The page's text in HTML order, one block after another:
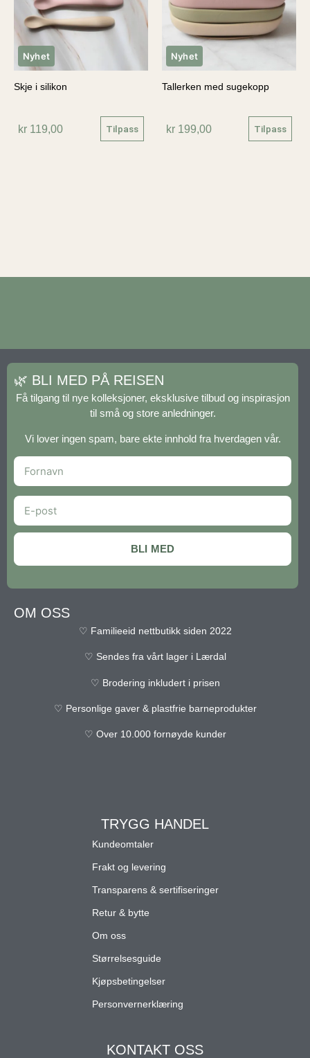
Nyhet
Skje i silikon
kr 119,00 Tilpass
Nyhet
Tallerken med sugekopp
kr 199,00 Tilpass
KONTAKT OSS
OM OSS
♡ Familieeid nettbutikk siden 2022
♡ Sendes fra vårt lager i Lærdal
♡ Brodering inkludert i prisen
♡ Personlige gaver & plastfrie barneprodukter
♡ Over 10.000 fornøyde kunder
TRYGG HANDEL
Kundeomtaler
Frakt og levering
Transparens & sertifiseringer
Retur & bytte
Om oss
Størrelsesguide
Kjøpsbetingelser
Personvernerklæring
🌿 BLI MED PÅ REISEN
Få tilgang til nye kolleksjoner, eksklusive tilbud og inspirasjon
til små og store anledninger.
Vi lover ingen spam, bare ekte innhold fra hverdagen vår.
BLI MED